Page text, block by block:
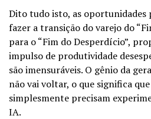
Dito tudo isto, as oportunidades
fazer a transição do varejo do
para o “Fim do Desperdício”,
impulso de produtividade
são imensuráveis. O gênio da
não vai voltar, o que significa
simplesmente precisam
IA.